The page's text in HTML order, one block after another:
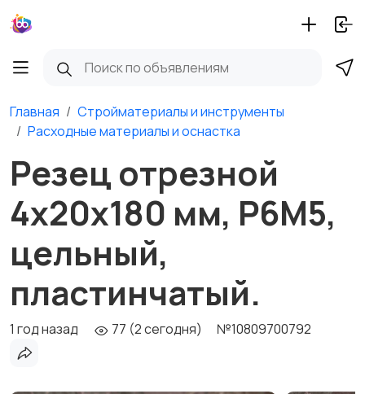
Главная
Стройматериалы и инструменты
Расходные материалы и оснастка
Резец отрезной
4х20х180 мм, Р6М5,
цельный,
пластинчатый.
1 год назад 77 (2 сегодня) №10809700792